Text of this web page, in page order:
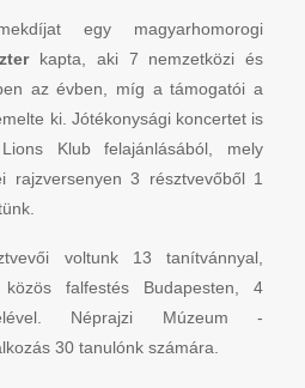
egy magyarhomorogi
kapta, aki 7 nemzetközi és
az évben, míg a támogatói a
ki. Jótékonysági koncertet is
Klub felajánlásából, mely
rajzversenyen 3 résztvevőből 1
voltunk 13 tanítvánnyal,
falfestés Budapesten, 4
Néprajzi Múzeum -
30 tanulónk számára.